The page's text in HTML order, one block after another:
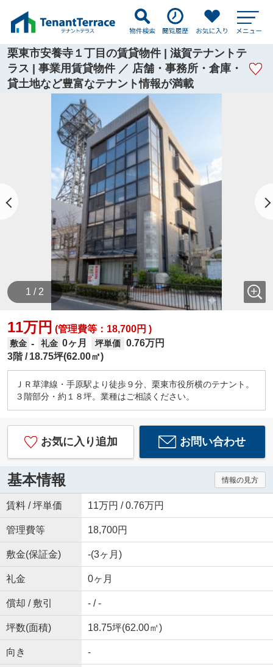
栗東市安養寺１丁目の賃貸物件 | 滋賀テナントテ
ラス | 事業用賃貸物件 ／ 店舗・事務所・倉庫・
貸土地など豊富なテナント情報が満載
1 / 2
11万円 (管理費等：18,700円 )
敷金 - 礼金 0ヶ月 坪単価 0.76万円
3階
18.75坪(62.00㎡)
ＪＲ草津線・手原駅より徒歩９分、栗東市役所横のテナント。
３階部分・約１８坪。業種はご相談ください。
お気に入り追加 お問い合わせ
基本情報 情報の見方
賃料 / 坪単価 11万円 / 0.76万円
管理費等 18,700円
敷金(保証金) -(3ヶ月)
礼金 0ヶ月
償却 / 敷引 - / -
坪数(面積) 18.75坪(62.00㎡)
向き -